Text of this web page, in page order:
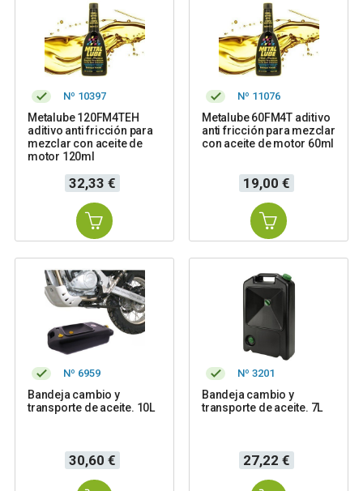
Nº 10397
Metalube 120FM4TEH
aditivo anti fricción para
mezclar con aceite de
motor 120ml
Precio
32,33 €
Nº 11076
Metalube 60FM4T aditivo
anti fricción para mezclar
con aceite de motor 60ml
Precio
19,00 €
Nº 6959
Bandeja cambio y
transporte de aceite. 10L
Precio
30,60 €
Nº 3201
Bandeja cambio y
transporte de aceite. 7L
Precio
27,22 €